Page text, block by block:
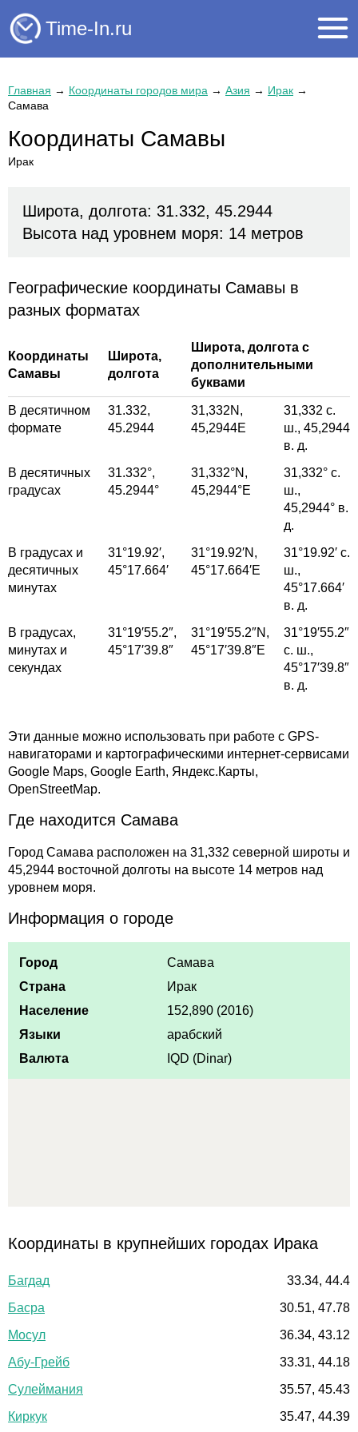
Time-In.ru
Главная → Координаты городов мира → Азия → Ирак →
Самава
Координаты Самавы
Ирак
Широта, долгота: 31.332, 45.2944
Высота над уровнем моря: 14 метров
Географические координаты Самавы в
разных форматах
Координаты
Самавы
Широта,
долгота
Широта, долгота с
дополнительными
буквами
В десятичном
формате
31.332,
45.2944
31,332N,
45,2944E
31,332 с.
ш., 45,2944
в. д.
В десятичных
градусах
31.332°,
45.2944°
31,332°N,
45,2944°E
31,332° с.
ш.,
45,2944° в.
д.
В градусах и
десятичных
минутах
31°19.92′,
45°17.664′
31°19.92′N,
45°17.664′E
31°19.92′ с.
ш.,
45°17.664′
в. д.
В градусах,
минутах и
секундах
31°19′55.2″,
45°17′39.8″
31°19′55.2″N,
45°17′39.8″E
31°19′55.2″
с. ш.,
45°17′39.8″
в. д.
Эти данные можно использовать при работе с GPS-
навигаторами и картографическими интернет-сервисами
Google Maps, Google Earth, Яндекс.Карты,
OpenStreetMap.
Где находится Самава
Город Самава расположен на 31,332 северной широты и
45,2944 восточной долготы на высоте 14 метров над
уровнем моря.
Информация о городе
Город
Самава
Страна
Ирак
Население
152,890 (2016)
Языки
арабский
Валюта
IQD (Dinar)
Координаты в крупнейших городах Ирака
Багдад
33.34, 44.4
Басра
30.51, 47.78
Мосул
36.34, 43.12
Абу-Грейб
33.31, 44.18
Сулеймания
35.57, 45.43
Киркук
35.47, 44.39